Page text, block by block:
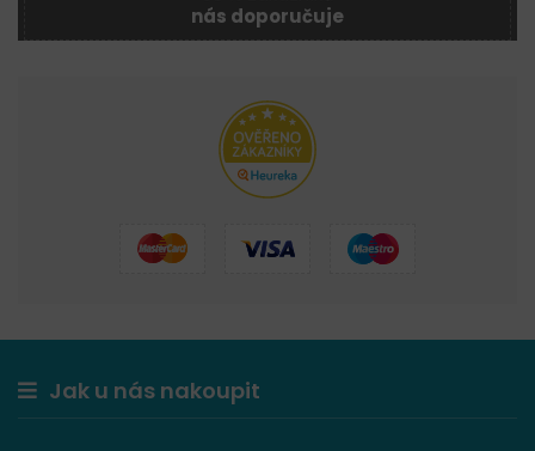
nás doporučuje
Jak u nás nakoupit